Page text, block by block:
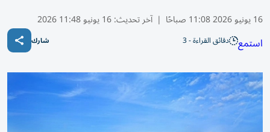
16 يونيو 2026 11:08 صباحًا | آخر تحديث:16 يونيو 11:48 2026
استمع دقائق القراءة - 3 شارك